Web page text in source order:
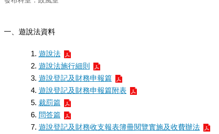
一、遊說法資料
遊說法
遊說法施行細則
遊說登記及財務申報篇
遊說登記及財務申報篇附表
裁罰篇
問答篇
遊說登記及財務收支報表簿冊閱覽實施及收費辦法